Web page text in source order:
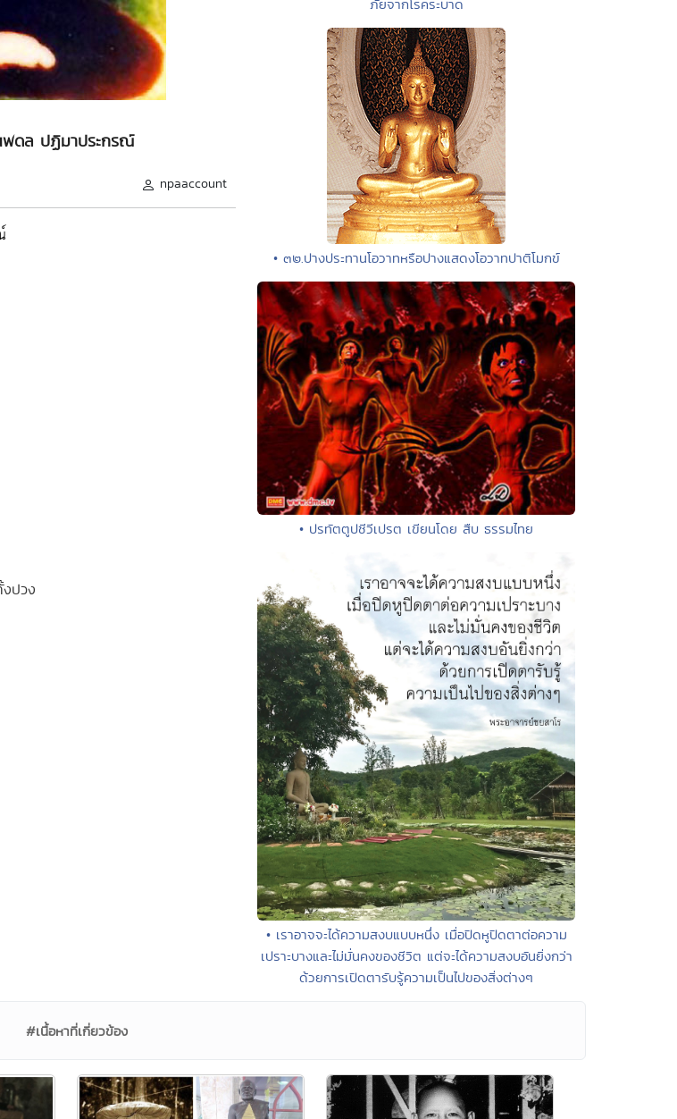
พดล ปฏิมาประกรณ์
npaaccount
งปวง
ภัยจากโรคระบาด
• ๓๒.ปางประทานโอวาทหรือปางแสดงโอวาทปาติโมกข์
• ปรทัตตูปชีวีเปรต เขียนโดย สืบ ธรรมไทย
• เราอาจจะได้ความสงบแบบหนึ่ง เมื่อปิดหูปิดตาต่อความ
เปราะบางและไม่มั่นคงของชีวิต แต่จะได้ความสงบอันยิ่งกว่า
ด้วยการเปิดตารับรู้ความเป็นไปของสิ่งต่างๆ
#เนื้อหาที่เกี่ยวข้อง